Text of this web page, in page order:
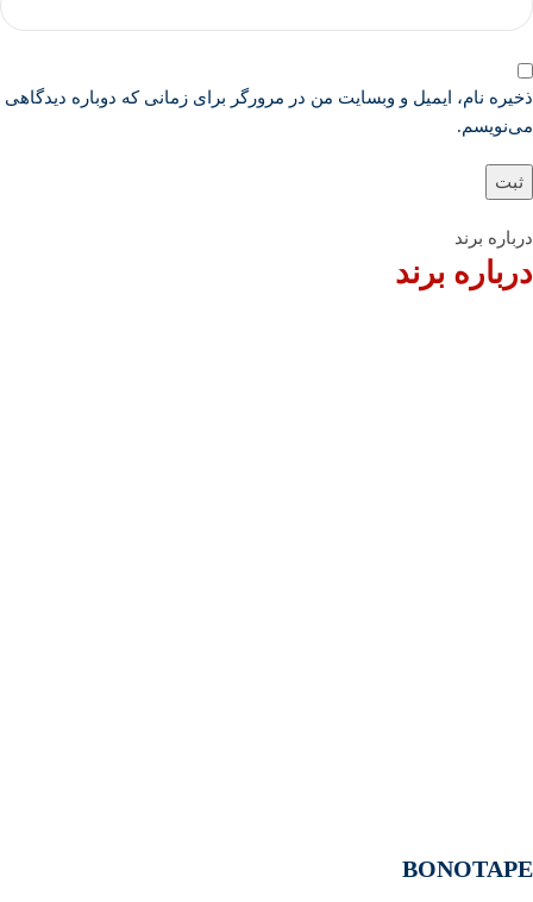
ذخیره نام، ایمیل و وبسایت من در مرورگر برای زمانی که دوباره دیدگاهی
می‌نویسم.
درباره برند
درباره برند
BONOTAPE